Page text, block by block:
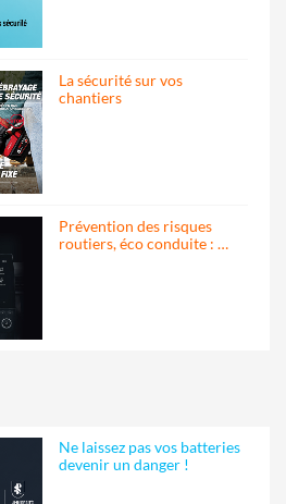
La sécurité sur vos
chantiers
Prévention des risques
routiers, éco conduite : …
Ne laissez pas vos batteries
devenir un danger !